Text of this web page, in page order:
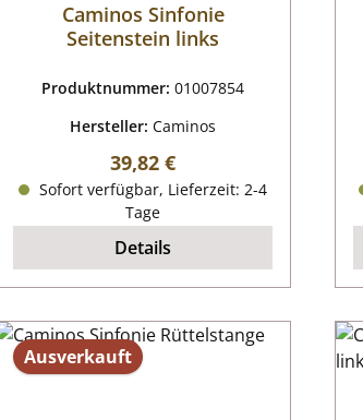
Caminos Sinfonie
Seitenstein links
Produktnummer:01007854
Hersteller:Caminos
Regulärer Preis:
39,82 €
Sofort verfügbar, Lieferzeit: 2-4
Tage
Details
Ausverkauft